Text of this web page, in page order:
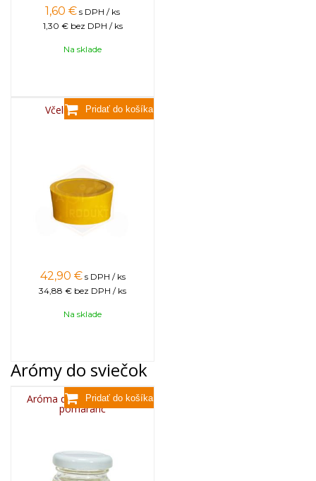
1,60 € s DPH / ks
1,30 € bez DPH / ks
Na sklade
Včelí vosk, 3,5kg
42,90 € s DPH / ks
34,88 € bez DPH / ks
Na sklade
Arómy do sviečok
Aróma do sviečok, 25g -
pomaranč